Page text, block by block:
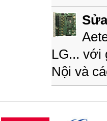
LG... với
Nội và